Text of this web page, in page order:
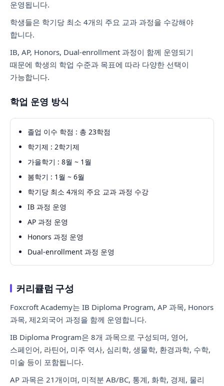
운영됩니다.
학생들은 학기당 최소 4개의 주요 교과 과정을 수강해야
합니다.
IB, AP, Honors, Dual-enrollment 과정이 함께 운영되기
때문에 학생의 학업 수준과 목표에 따라 다양한 선택이
가능합니다.
학업 운영 방식
졸업 이수 학점 : 총 23학점
학기제 : 2학기제
가을학기 : 8월 ~ 1월
봄학기 : 1월 ~ 6월
학기당 최소 4개의 주요 교과 과정 수강
IB 과정 운영
AP 과정 운영
Honors 과정 운영
Dual-enrollment 과정 운영
커리큘럼 구성
Foxcroft Academy는 IB Diploma Program, AP 과목, Honors
과목, 제2외국어 과정을 함께 운영합니다.
IB Diploma Program은 8개 과목으로 구성되며, 영어,
스페인어, 라틴어, 미주 역사, 심리학, 생물학, 환경과학, 수학,
미술 등이 포함됩니다.
AP 과목은 21개이며, 미적분 AB/BC, 통계, 화학, 경제, 물리